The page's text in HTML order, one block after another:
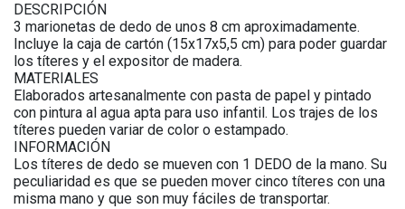
DESCRIPCIÓN
3 marionetas de dedo de unos 8 cm aproximadamente.
Incluye la caja de cartón (15x17x5,5 cm) para poder guardar
los títeres y el expositor de madera.
MATERIALES
Elaborados artesanalmente con pasta de papel y pintado
con pintura al agua apta para uso infantil. Los trajes de los
títeres pueden variar de color o estampado.
INFORMACIÓN
Los títeres de dedo se mueven con 1 DEDO de la mano. Su
peculiaridad es que se pueden mover cinco títeres con una
misma mano y que son muy fáciles de transportar.